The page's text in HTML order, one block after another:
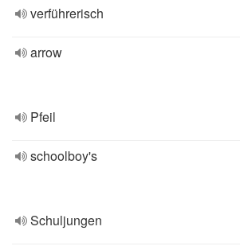
verführerisch
arrow
Pfeil
schoolboy's
Schuljungen